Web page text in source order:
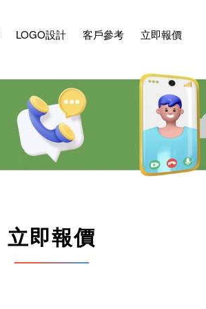
LOGO設計 客戶參考 立即報價
立即報價